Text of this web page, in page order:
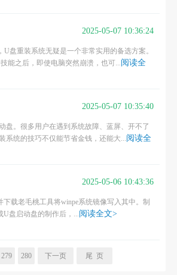
2025-05-07 10:36:24
盘重装系统无疑是一个非常实用的备选方案。
能之后，即使电脑突然崩溃，也可...阅读全
2025-05-07 10:35:40
盘。很多用户在遇到系统故障、蓝屏、开不了
系统的技巧不仅能节省金钱，还能大...阅读全
2025-05-06 10:43:36
载老毛桃工具将winpe系统镜像写入其中。制
U盘启动盘的制作后，...阅读全文>
279 280 下一页 尾 页